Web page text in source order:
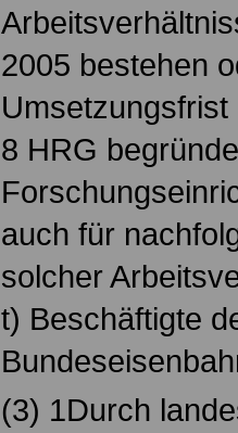
2005 bestehen
8 HRG
auch für
solcher
t) Beschäftigte
(3) 1Durch